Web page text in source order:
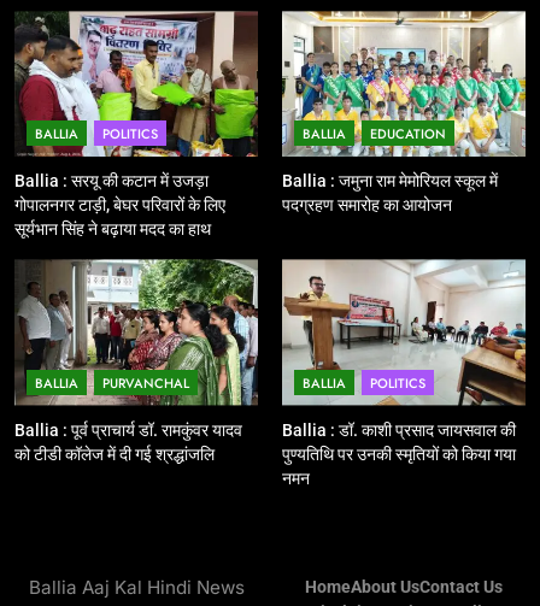
बिहार विस चुनाव : सभी 90 हजार 712
बूथों से लाइव वेब कास्टिंग की तैयारी
NATIONAL POLITICS
12
Ballia : बलिया रेलवे स्टेशन का अपर
महाप्रबंधक ने किया निरीक्षण
BALLIA
13
Ballia : त्यौहारों पर शांति व्यवस्था को
लेकर पुलिस ने किया रूट मार्च
BALLIA NATIONAL
14
BALLIA POLITICS
Ballia : सरयू की कटान में उजड़ा
गोपालनगर टाड़ी, बेघर परिवारों के लिए
सूर्यभान सिंह ने बढ़ाया मदद का हाथ
BALLIA EDUCATION
Ballia : जमुना राम मेमोरियल स्कूल में
पदग्रहण समारोह का आयोजन
BALLIA PURVANCHAL
Ballia : पूर्व प्राचार्य डॉ. रामकुंवर यादव
को टीडी कॉलेज में दी गई श्रद्धांजलि
BALLIA POLITICS
Ballia : डॉ. काशी प्रसाद जायसवाल की
पुण्यतिथि पर उनकी स्मृतियों को किया गया
नमन
Ballia Aaj Kal Hindi News
HomeAbout UsContact Us